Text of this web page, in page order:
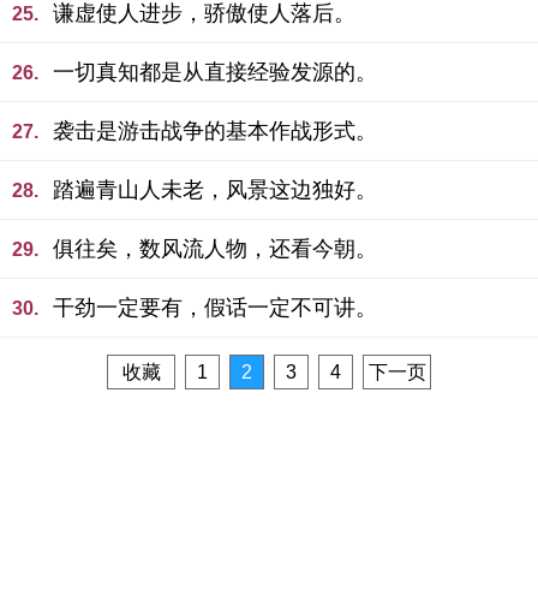
25. 谦虚使人进步，骄傲使人落后。
26. 一切真知都是从直接经验发源的。
27. 袭击是游击战争的基本作战形式。
28. 踏遍青山人未老，风景这边独好。
29. 俱往矣，数风流人物，还看今朝。
30. 干劲一定要有，假话一定不可讲。
收藏 1 2 3 4 下一页